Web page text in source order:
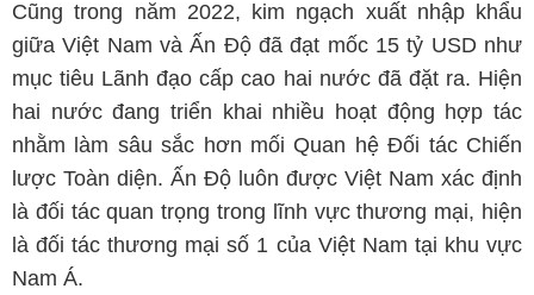
Cũng trong năm 2022, kim ngạch xuất nhập khẩu
giữa Việt Nam và Ấn Độ đã đạt mốc 15 tỷ USD như
mục tiêu Lãnh đạo cấp cao hai nước đã đặt ra. Hiện
hai nước đang triển khai nhiều hoạt động hợp tác
nhằm làm sâu sắc hơn mối Quan hệ Đối tác Chiến
lược Toàn diện. Ấn Độ luôn được Việt Nam xác định
là đối tác quan trọng trong lĩnh vực thương mại, hiện
là đối tác thương mại số 1 của Việt Nam tại khu vực
Nam Á.